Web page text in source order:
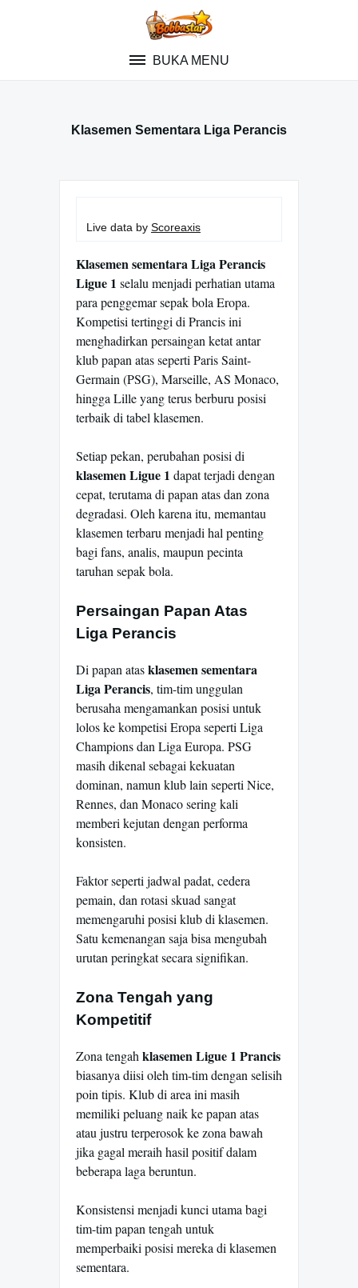
BUKA MENU
Klasemen Sementara Liga Perancis
Live data by Scoreaxis
Klasemen sementara Liga Perancis
Ligue 1 selalu menjadi perhatian utama
para penggemar sepak bola Eropa.
Kompetisi tertinggi di Prancis ini
menghadirkan persaingan ketat antar
klub papan atas seperti Paris Saint-
Germain (PSG), Marseille, AS Monaco,
hingga Lille yang terus berburu posisi
terbaik di tabel klasemen.
Setiap pekan, perubahan posisi di
klasemen Ligue 1 dapat terjadi dengan
cepat, terutama di papan atas dan zona
degradasi. Oleh karena itu, memantau
klasemen terbaru menjadi hal penting
bagi fans, analis, maupun pecinta
taruhan sepak bola.
Persaingan Papan Atas
Liga Perancis
Di papan atasklasemen sementara
Liga Perancis, tim-tim unggulan
berusaha mengamankan posisi untuk
lolos ke kompetisi Eropa seperti Liga
Champions dan Liga Europa. PSG
masih dikenal sebagai kekuatan
dominan, namun klub lain seperti Nice,
Rennes, dan Monaco sering kali
memberi kejutan dengan performa
konsisten.
Faktor seperti jadwal padat, cedera
pemain, dan rotasi skuad sangat
memengaruhi posisi klub di klasemen.
Satu kemenangan saja bisa mengubah
urutan peringkat secara signifikan.
Zona Tengah yang
Kompetitif
Zona tengah klasemen Ligue 1 Prancis
biasanya diisi oleh tim-tim dengan selisih
poin tipis. Klub di area ini masih
memiliki peluang naik ke papan atas
atau justru terperosok ke zona bawah
jika gagal meraih hasil positif dalam
beberapa laga beruntun.
Konsistensi menjadi kunci utama bagi
tim-tim papan tengah untuk
memperbaiki posisi mereka di klasemen
sementara.